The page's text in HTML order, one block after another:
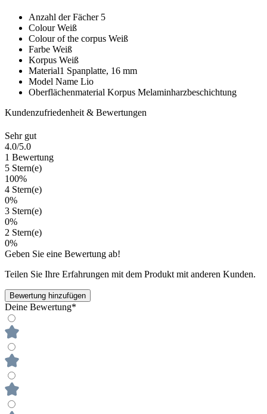
Anzahl der Fächer 5
Colour Weiß
Colour of the corpus Weiß
Farbe Weiß
Korpus Weiß
Material1 Spanplatte, 16 mm
Model Name Lio
Oberflächenmaterial Korpus Melaminharzbeschichtung
Kundenzufriedenheit & Bewertungen
Sehr gut
4.0/5.0
1 Bewertung
5 Stern(e)
100%
4 Stern(e)
0%
3 Stern(e)
0%
2 Stern(e)
0%
Geben Sie eine Bewertung ab!
Teilen Sie Ihre Erfahrungen mit dem Produkt mit anderen Kunden.
Bewertung hinzufügen
Deine Bewertung*